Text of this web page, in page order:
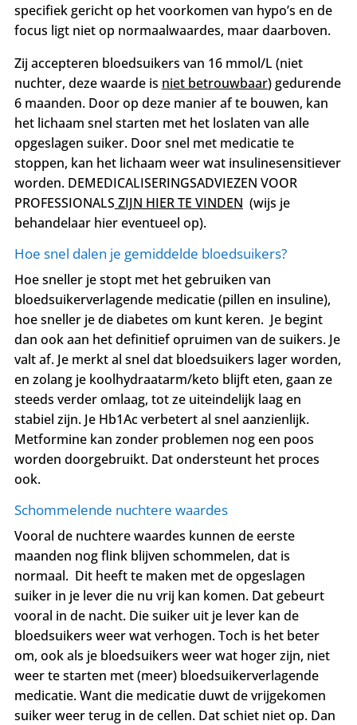
specifiek gericht op het voorkomen van hypo’s en de
focus ligt niet op normaalwaardes, maar daarboven.
Zij accepteren bloedsuikers van 16 mmol/L (niet
nuchter, deze waarde is niet betrouwbaar) gedurende
6 maanden. Door op deze manier af te bouwen, kan
het lichaam snel starten met het loslaten van alle
opgeslagen suiker. Door snel met medicatie te
stoppen, kan het lichaam weer wat insulinesensitiever
worden. DEMEDICALISERINGSADVIEZEN VOOR
PROFESSIONALS ZIJN HIER TE VINDEN (wijs je
behandelaar hier eventueel op).
Hoe snel dalen je gemiddelde bloedsuikers?
Hoe sneller je stopt met het gebruiken van
bloedsuikerverlagende medicatie (pillen en insuline),
hoe sneller je de diabetes om kunt keren. Je begint
dan ook aan het definitief opruimen van de suikers. Je
valt af. Je merkt al snel dat bloedsuikers lager worden,
en zolang je koolhydraatarm/keto blijft eten, gaan ze
steeds verder omlaag, tot ze uiteindelijk laag en
stabiel zijn. Je Hb1Ac verbetert al snel aanzienlijk.
Metformine kan zonder problemen nog een poos
worden doorgebruikt. Dat ondersteunt het proces
ook.
Schommelende nuchtere waardes
Vooral de nuchtere waardes kunnen de eerste
maanden nog flink blijven schommelen, dat is
normaal. Dit heeft te maken met deopgeslagen
suiker in je lever die nu vrij kan komen. Dat gebeurt
vooral in de nacht. Die suiker uit je lever kan de
bloedsuikers weer wat verhogen. Toch is het beter
om, ook als je bloedsuikers weer wat hoger zijn, niet
weer te starten met (meer) bloedsuikerverlagende
medicatie. Want die medicatie duwt de vrijgekomen
suiker weer terug in de cellen. Dat schiet niet op. Dan